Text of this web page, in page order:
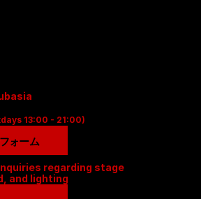
13:00 - 21:00)
ォーム
regarding stage
and lighting